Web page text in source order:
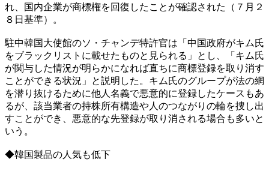
れ、国内企業が商標権を回復したことが確認された（７月２
８日基準）。
駐中韓国大使館のソ・チャンデ特許官は「中国政府がキム氏
をブラックリストに載せたものと見られる」とし、「キム氏
が関与した情況が明らかになれば直ちに商標登録を取り消す
ことができる状況」と説明した。キム氏のグループが法の網
を潜り抜けるために他人名義で悪意的に登録したケースもあ
るが、該当業者の持株所有構造や人のつながりの輪を捜し出
すことができ、悪意的な先登録が取り消される場合も多いと
いう。
◆韓国製品の人気も低下